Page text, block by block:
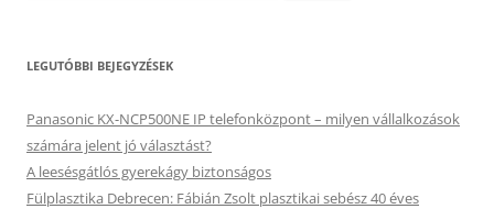
LEGUTÓBBI BEJEGYZÉSEK
Panasonic KX-NCP500NE IP telefonközpont – milyen vállalkozások
számára jelent jó választást?
A leesésgátlós gyerekágy biztonságos
Fülplasztika Debrecen: Fábián Zsolt plasztikai sebész 40 éves